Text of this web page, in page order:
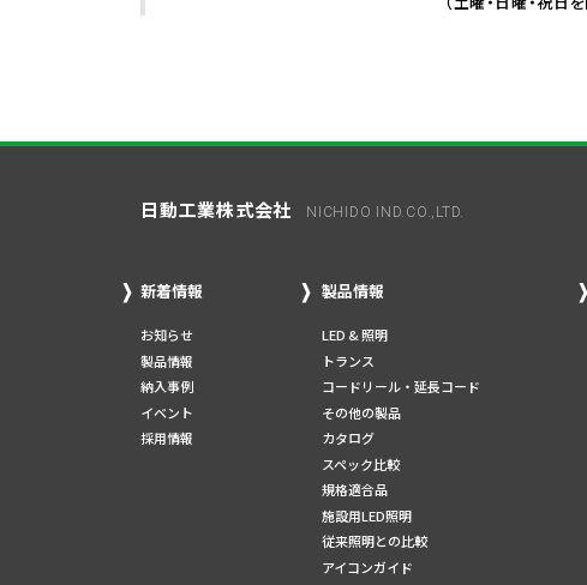
日動工業株式会社 NICHIDO IND.CO.,LTD.
新着情報
お知らせ
製品情報
納入事例
イベント
採用情報
製品情報
LED & 照明
トランス
コードリール・延長コード
その他の製品
カタログ
スペック比較
規格適合品
施設用LED照明
従来照明との比較
アイコンガイド